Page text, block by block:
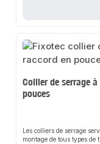
Collier de serrage
pouces
Les colliers de serrage
montage de tous types de